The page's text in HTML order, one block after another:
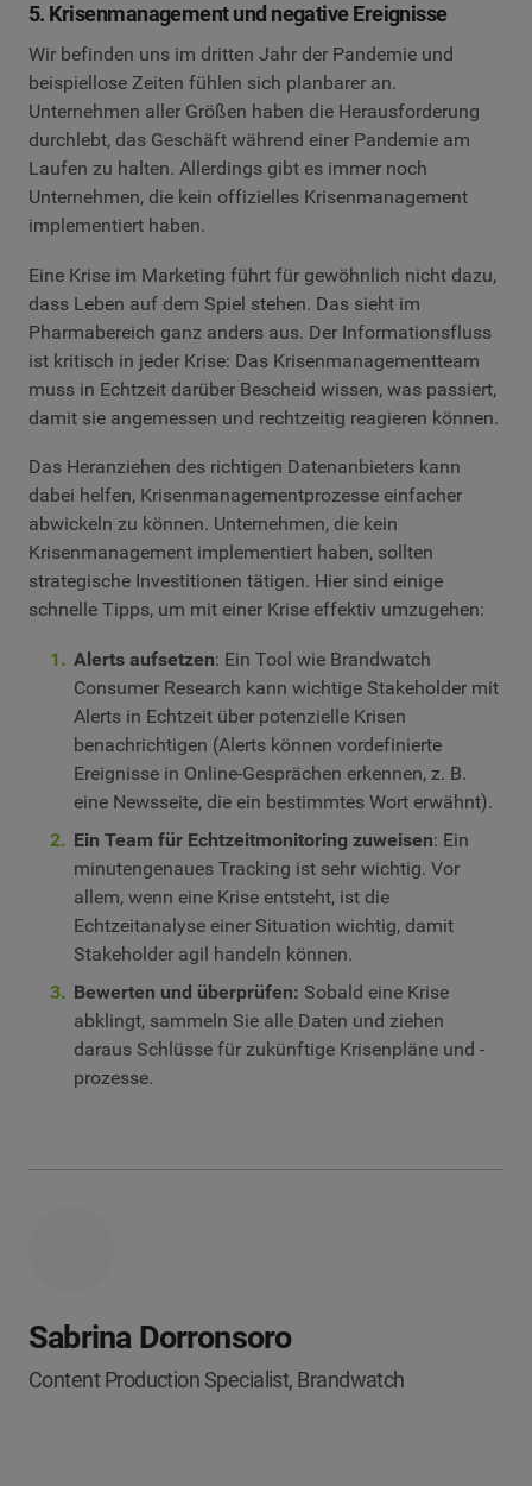
5. Krisenmanagement und negative Ereignisse
Wir befinden uns im dritten Jahr der Pandemie und
beispiellose Zeiten fühlen sich planbarer an.
Unternehmen aller Größen haben die Herausforderung
durchlebt, das Geschäft während einer Pandemie am
Laufen zu halten. Allerdings gibt es immer noch
Unternehmen, die kein offizielles Krisenmanagement
implementiert haben.
Eine Krise im Marketing führt für gewöhnlich nicht dazu,
dass Leben auf dem Spiel stehen. Das sieht im
Pharmabereich ganz anders aus. Der Informationsfluss
ist kritisch in jeder Krise: Das Krisenmanagementteam
muss in Echtzeit darüber Bescheid wissen, was passiert,
damit sie angemessen und rechtzeitig reagieren können.
Das Heranziehen des richtigen Datenanbieters kann
dabei helfen, Krisenmanagementprozesse einfacher
abwickeln zu können. Unternehmen, die kein
Krisenmanagement implementiert haben, sollten
strategische Investitionen tätigen. Hier sind einige
schnelle Tipps, um mit einer Krise effektiv umzugehen:
Alerts aufsetzen: Ein Tool wie Brandwatch
Consumer Research kann wichtige Stakeholder mit
Alerts in Echtzeit über potenzielle Krisen
benachrichtigen (Alerts können vordefinierte
Ereignisse in Online-Gesprächen erkennen, z. B.
eine Newsseite, die ein bestimmtes Wort erwähnt).
Ein Team für Echtzeitmonitoring zuweisen: Ein
minutengenaues Tracking ist sehr wichtig. Vor
allem, wenn eine Krise entsteht, ist die
Echtzeitanalyse einer Situation wichtig, damit
Stakeholder agil handeln können.
Bewerten und überprüfen: Sobald eine Krise
abklingt, sammeln Sie alle Daten und ziehen
daraus Schlüsse für zukünftige Krisenpläne und -
prozesse.
Sabrina Dorronsoro
Content Production Specialist, Brandwatch